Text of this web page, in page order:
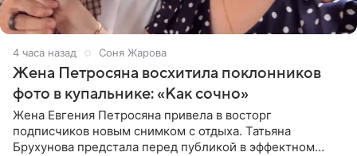
4 часа назад Соня Жарова
Жена Петросяна восхитила поклонников
фото в купальнике: «Как сочно»
Жена Евгения Петросяна привела в восторг
подписчиков новым снимком с отдыха. Татьяна
Брухунова предстала перед публикой в эффектном